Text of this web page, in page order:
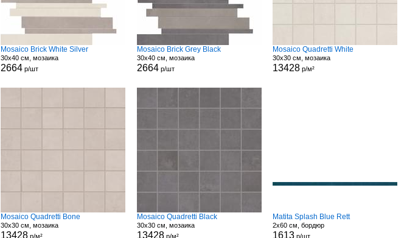
Mosaico Brick White Silver
30x40 см, мозаика
2664 р/шт
Mosaico Brick Grey Black
30x40 см, мозаика
2664р/шт
Mosaico Quadretti White
30x30 см, мозаика
13428 р/м²
Mosaico Quadretti Bone
30x30 см, мозаика
13428 р/м²
Mosaico Quadretti Black
30x30 см, мозаика
13428р/м²
Matita Splash Blue Rett
2x60 см, бордюр
1613 р/шт